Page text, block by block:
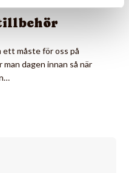
ett måste för oss på
dagen innan så när